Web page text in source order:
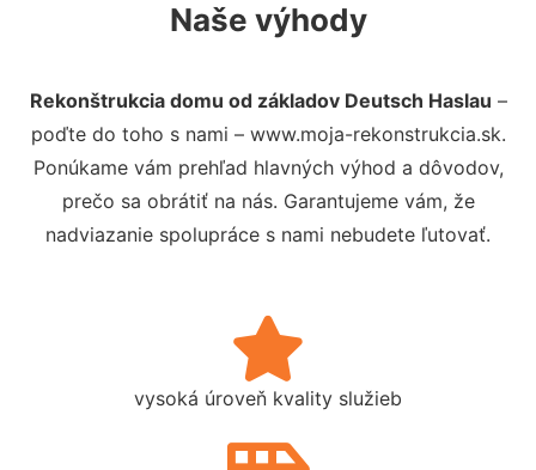
Naše výhody
Rekonštrukcia domu od základov Deutsch Haslau –
poďte do toho s nami – www.moja-rekonstrukcia.sk.
Ponúkame vám prehľad hlavných výhod a dôvodov,
prečo sa obrátiť na nás. Garantujeme vám, že
nadviazanie spolupráce s nami nebudete ľutovať.
vysoká úroveň kvality služieb